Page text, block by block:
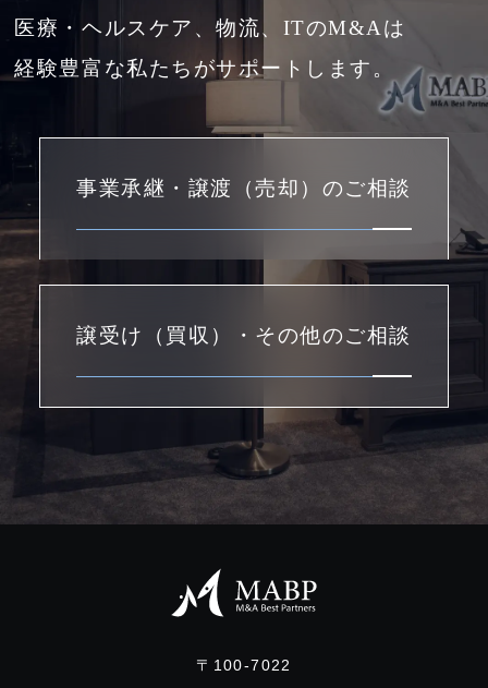
医療・ヘルスケア、物流、ITのM&Aは
経験豊富な私たちがサポートします。
事業承継・譲渡（売却）のご相談
譲受け（買収）・その他のご相談
〒100-7022